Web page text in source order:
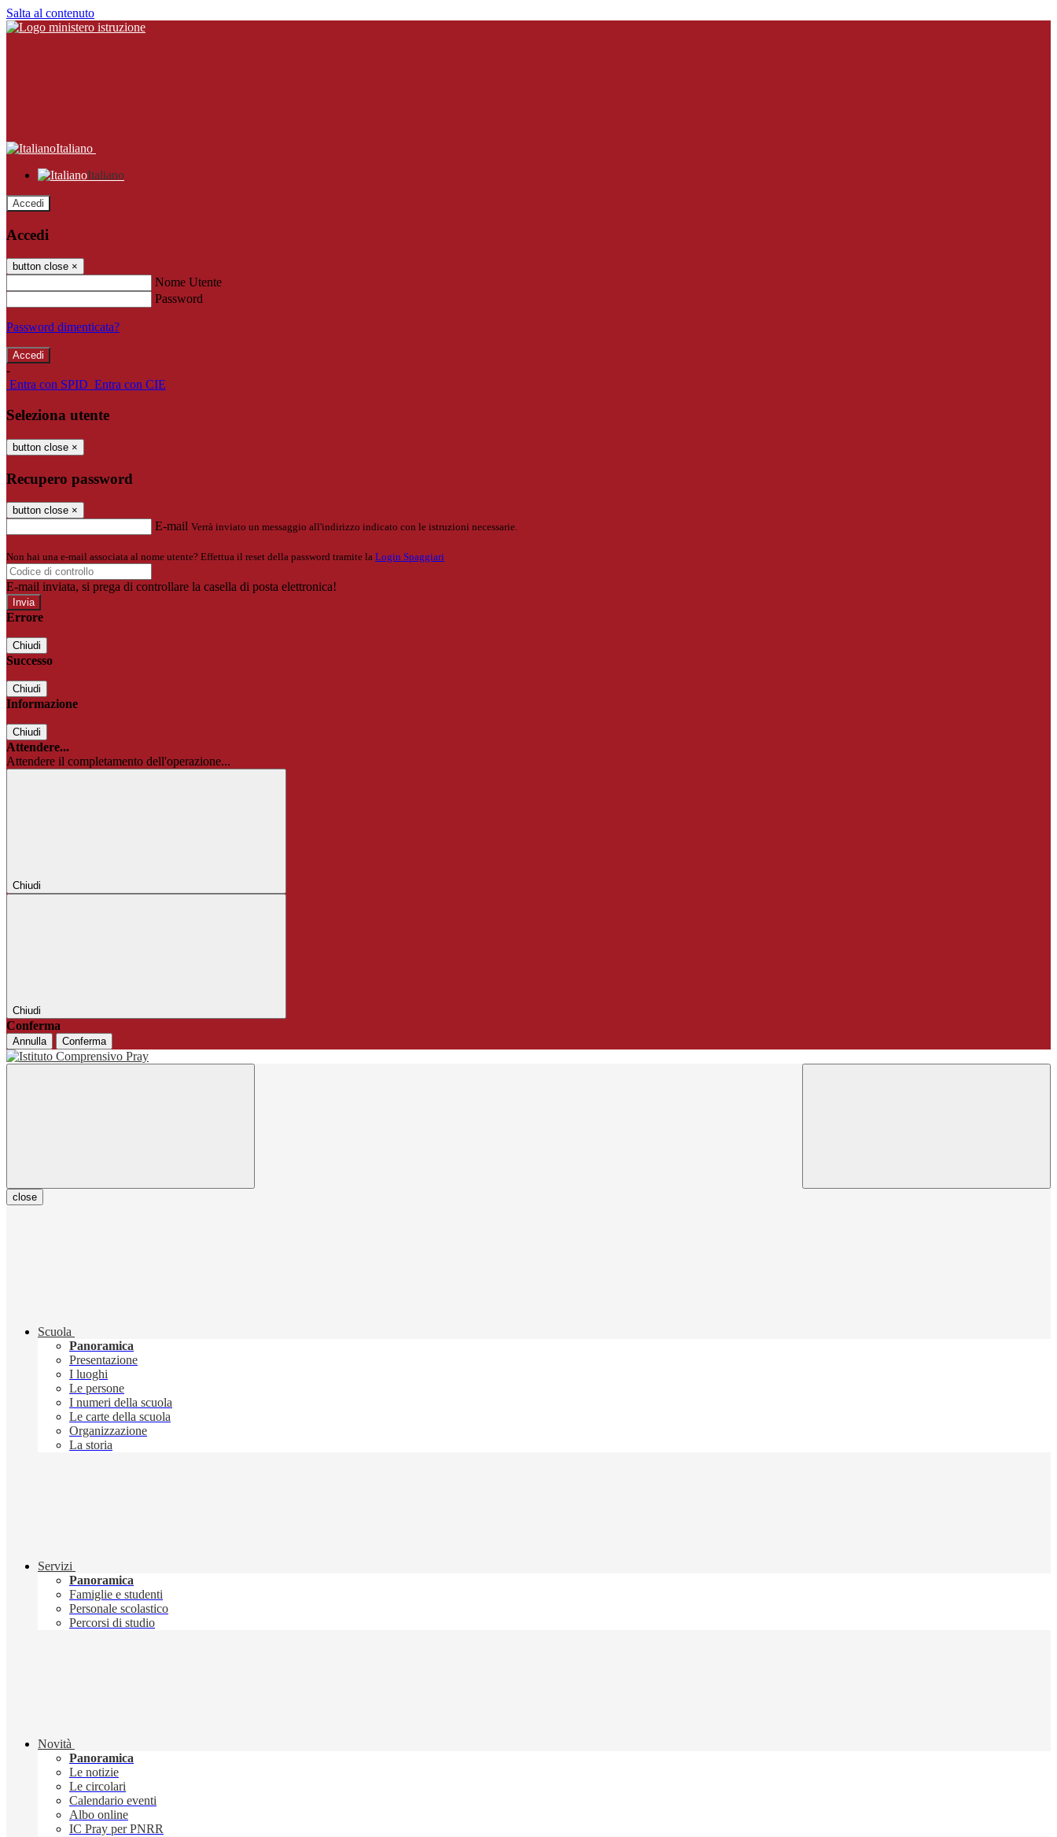
Salta al contenuto
Italiano
Italiano
Accedi
Accedi
button close ×
Nome Utente
Password
Password dimenticata?
-
Entra con SPID Entra con CIE
Seleziona utente
button close ×
Recupero password
button close ×
E-mail Verrà inviato un messaggio all'indirizzo indicato con le istruzioni necessarie.
Non hai una e-mail associata al nome utente? Effettua il reset della password tramite la Login Spaggiari
E-mail inviata, si prega di controllare la casella di posta elettronica!
Errore
Chiudi
Successo
Chiudi
Informazione
Chiudi
Attendere...
Attendere il completamento dell'operazione...
Chiudi
Chiudi
Conferma
Annulla Conferma
close
Scuola
Panoramica
Presentazione
I luoghi
Le persone
I numeri della scuola
Le carte della scuola
Organizzazione
La storia
Servizi
Panoramica
Famiglie e studenti
Personale scolastico
Percorsi di studio
Novità
Panoramica
Le notizie
Le circolari
Calendario eventi
Albo online
IC Pray per PNRR